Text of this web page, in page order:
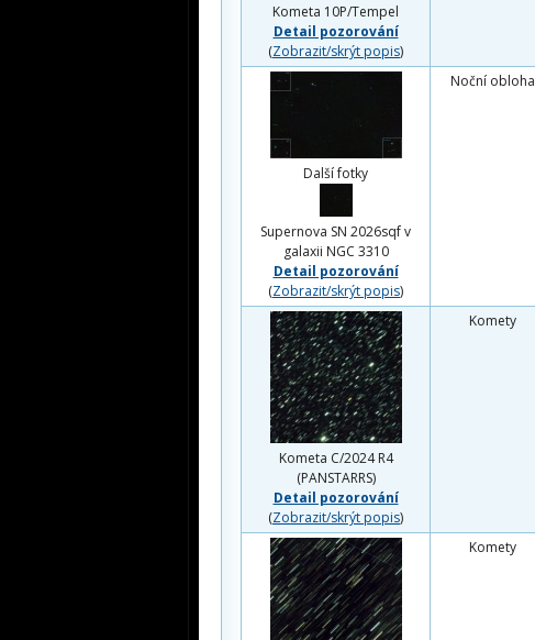
Kometa 10P/Tempel
Detail pozorování
(Zobrazit/skrýt popis)
Další fotky
Supernova SN 2026sqf v
galaxii NGC 3310
Detail pozorování
(Zobrazit/skrýt popis)
Noční obloha
Kometa C/2024 R4
(PANSTARRS)
Detail pozorování
(Zobrazit/skrýt popis)
Komety
Komety